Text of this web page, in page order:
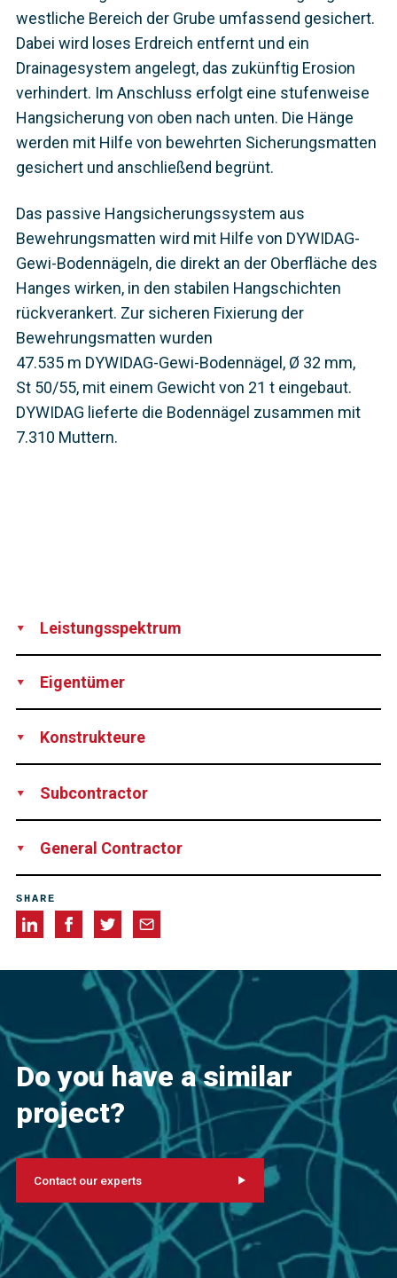
westliche Bereich der Grube umfassend gesichert.
Dabei wird loses Erdreich entfernt und ein
Drainagesystem angelegt, das zukünftig Erosion
verhindert. Im Anschluss erfolgt eine stufenweise
Hangsicherung von oben nach unten. Die Hänge
werden mit Hilfe von bewehrten Sicherungsmatten
gesichert und anschließend begrünt.
Das passive Hangsicherungssystem aus
Bewehrungsmatten wird mit Hilfe von DYWIDAG-
Gewi-Bodennägeln, die direkt an der Oberfläche des
Hanges wirken, in den stabilen Hangschichten
rückverankert. Zur sicheren Fixierung der
Bewehrungsmatten wurden
47.535 m DYWIDAG-Gewi-Bodennägel, Ø 32 mm,
St 50/55, mit einem Gewicht von 21 t eingebaut.
DYWIDAG lieferte die Bodennägel zusammen mit
7.310 Muttern.
Leistungsspektrum
Eigentümer
Konstrukteure
Subcontractor
consisting of EMPA S/A, Brazil
Engenharia Ltda., Brazil
General Contractor
SHARE
Do you have a similar
project?
Contact our experts